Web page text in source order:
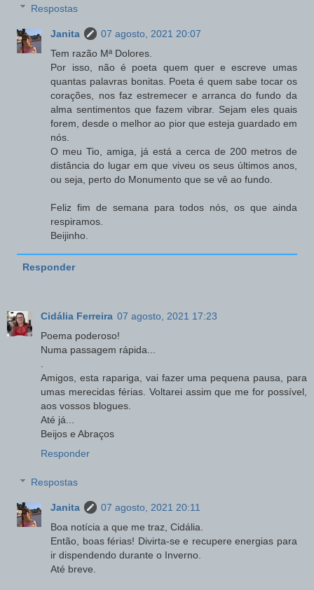
Respostas
Janita
07 agosto, 2021 20:07
Tem razão Mª Dolores.
Por isso, não é poeta quem quer e escreve umas
quantas palavras bonitas. Poeta é quem sabe tocar os
corações, nos faz estremecer e arranca do fundo da
alma sentimentos que fazem vibrar. Sejam eles quais
forem, desde o melhor ao pior que esteja guardado em
nós.
O meu Tio, amiga, já está a cerca de 200 metros de
distância do lugar em que viveu os seus últimos anos,
ou seja, perto do Monumento que se vê ao fundo.
Feliz fim de semana para todos nós, os que ainda
respiramos.
Beijinho.
Responder
Cidália Ferreira 07 agosto, 2021 17:23
Poema poderoso!
Numa passagem rápida...
Amigos, esta rapariga, vai fazer uma pequena pausa, para
umas merecidas férias. Voltarei assim que me for possível,
aos vossos blogues.
Até já...
Beijos e Abraços
Responder
Respostas
Janita
07 agosto, 2021 20:11
Boa notícia a que me traz, Cidália.
Então, boas férias! Divirta-se e recupere energias para
ir dispendendo durante o Inverno.
Até breve.